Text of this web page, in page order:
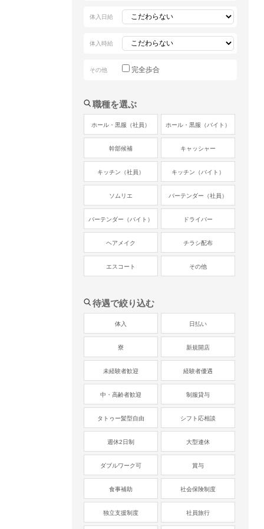
体入日給
体入時給
その他 完全歩合
職種を選ぶ
ホール・黒服（社員） ホール・黒服（バイト）
幹部候補 キャッシャー
キッチン（社員） キッチン（バイト）
ソムリエ バーテンダー（社員）
バーテンダー（バイト） ドライバー
ヘアメイク チラシ配布
エスコート その他
待遇で絞り込む
体入 日払い
寮 新規開店
未経験者歓迎 経験者優遇
中・高齢者歓迎 制服貸与
タトゥー髪型自由 シフト応相談
週休2日制 大型連休
ダブルワーク可 賞与
食事補助 社会保険制度
独立支援制度 社員旅行